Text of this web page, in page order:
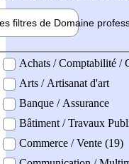
filtres de Domaine pro
professionel
Achats / Comptabilité /
Arts / Artisanat d'art
Banque / Assurance
Bâtiment / Travaux
Commerce / Vente (19)